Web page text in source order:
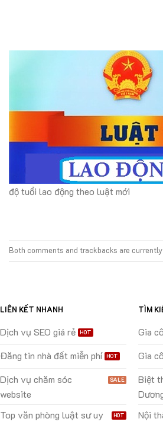
độ tuổi lao động theo luật mới
Both comments and trackbacks are
LIÊN KẾT NHANH
Dịch vụ SEO giá rẻ
Đăng tin nhà đất miễn phí
Dịch vụ chăm sóc
website
Top văn phòng luật sư uy
TÌM
Gia
Gia
Biệt
Nội